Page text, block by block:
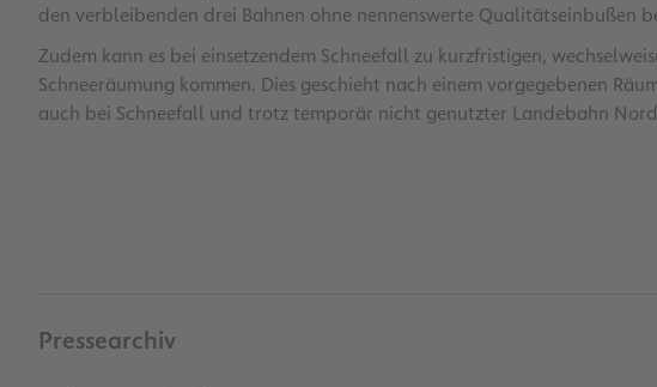
den verbleibenden drei Bahnen ohne nennenswerte Qualitätseinbußen
Zudem kann es bei einsetzendem Schneefall zu kurzfristigen,
Schneeräumung kommen. Dies geschieht nach einem vorgegebenen
auch bei Schneefall und trotz temporär nicht genutzter Landebahn
Pressearchiv